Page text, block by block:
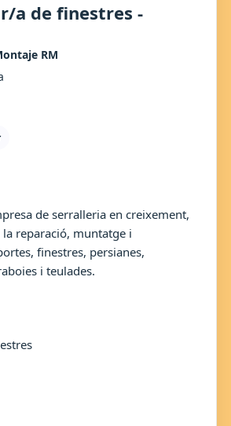
a de finestres -
RM
de serralleria en creixement,
la reparació, muntatge i
finestres, persianes,
i teulades.